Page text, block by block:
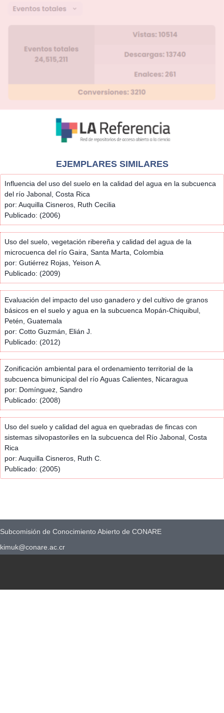
EJEMPLARES SIMILARES
Influencia del uso del suelo en la calidad del agua en la subcuenca
del río Jabonal, Costa Rica
por: Auquilla Cisneros, Ruth Cecilia
Publicado: (2006)
Uso del suelo, vegetación ribereña y calidad del agua de la
microcuenca del río Gaira, Santa Marta, Colombia
por: Gutiérrez Rojas, Yeison A.
Publicado: (2009)
Evaluación del impacto del uso ganadero y del cultivo de granos
básicos en el suelo y agua en la subcuenca Mopán-Chiquibul,
Petén, Guatemala
por: Cotto Guzmán, Elián J.
Publicado: (2012)
Zonificación ambiental para el ordenamiento territorial de la
subcuenca bimunicipal del río Aguas Calientes, Nicaragua
por: Domínguez, Sandro
Publicado: (2008)
Uso del suelo y calidad del agua en quebradas de fincas con
sistemas silvopastoriles en la subcuenca del Río Jabonal, Costa
Rica
por: Auquilla Cisneros, Ruth C.
Publicado: (2005)
Subcomisión de Conocimiento Abierto de CONARE
kimuk@conare.ac.cr